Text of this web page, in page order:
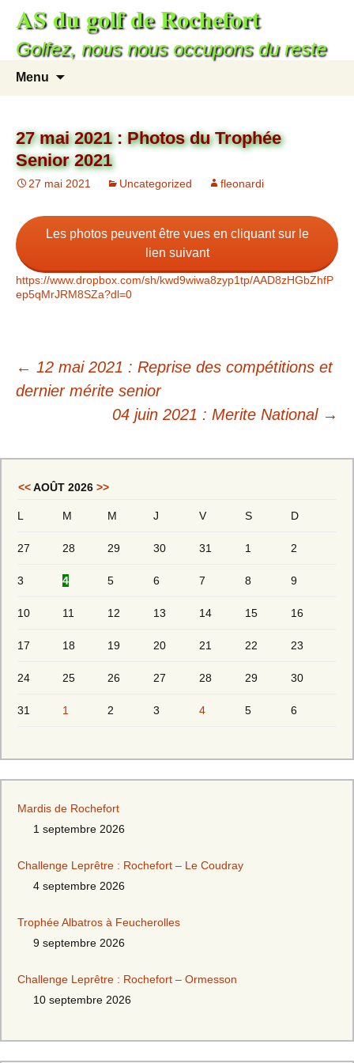
AS du golf de Rochefort
Golfez, nous nous occupons du reste
Menu
27 mai 2021 : Photos du Trophée
Senior 2021
27 mai 2021 Uncategorized fleonardi
Les photos peuvent être vues en cliquant sur le
lien suivant
https://www.dropbox.com/sh/kwd9wiwa8zyp1tp/AAD8zHGbZhfP
ep5qMrJRM8SZa?dl=0
← 12 mai 2021 : Reprise des compétitions et
dernier mérite senior
04 juin 2021 : Merite National →
<<AOÛT 2026 >>
L M M J V S D
27 28 29 30 31 1 2
3 4 5 6 7 8 9
10 11 12 13 14 15 16
17 18 19 20 21 22 23
24 25 26 27 28 29 30
31 1 2 3 4 5 6
Mardis de Rochefort
1 septembre 2026
Challenge Leprêtre : Rochefort – Le Coudray
4 septembre 2026
Trophée Albatros à Feucherolles
9 septembre 2026
Challenge Leprêtre : Rochefort – Ormesson
10 septembre 2026